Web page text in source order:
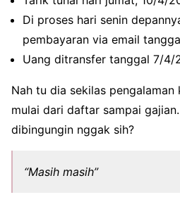
Di proses hari senin
pembayaran via email
Uang ditransfer tanggal 7/4/
Nah tu dia sekilas pengalaman
mulai dari daftar sampai
dibingungin nggak sih?
“Masih masih”